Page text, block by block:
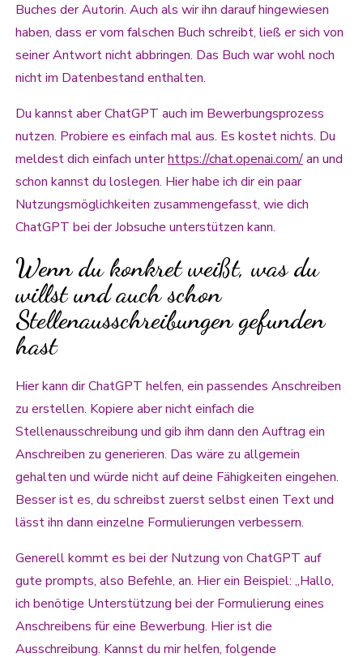
Buches der Autorin. Auch als wir ihn darauf hingewiesen
haben, dass er vom falschen Buch schreibt, ließ er sich von
seiner Antwort nicht abbringen. Das Buch war wohl noch
nicht im Datenbestand enthalten.
Du kannst aber ChatGPT auch im Bewerbungsprozess
nutzen. Probiere es einfach mal aus. Es kostet nichts. Du
meldest dich einfach unterhttps://chat.openai.com/an und
schon kannst du loslegen. Hier habe ich dir ein paar
Nutzungsmöglichkeiten zusammengefasst, wie dich
ChatGPT bei der Jobsuche unterstützen kann.
Wenn du konkret weißt, was du
willst und auch schon
Stellenausschreibungen gefunden
hast
Hier kann dir ChatGPT helfen, ein passendes Anschreiben
zu erstellen. Kopiere aber nicht einfach die
Stellenausschreibung und gib ihm dann den Auftrag ein
Anschreiben zu generieren. Das wäre zu allgemein
gehalten und würde nicht auf deine Fähigkeiten eingehen.
Besser ist es, du schreibst zuerst selbst einen Text und
lässt ihn dann einzelne Formulierungen verbessern.
Generell kommt es bei der Nutzung von ChatGPT auf
gute prompts, also Befehle, an. Hier ein Beispiel: „Hallo,
ich benötige Unterstützung bei der Formulierung eines
Anschreibens für eine Bewerbung. Hier ist die
Ausschreibung. Kannst du mir helfen, folgende